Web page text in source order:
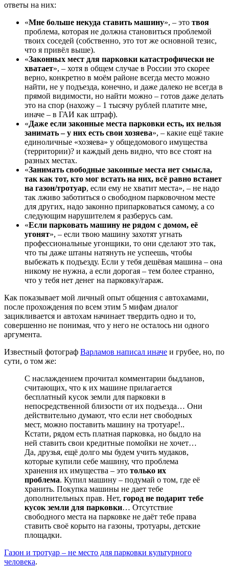
ответы на них:
«Мне больше некуда ставить машину», – это твоя
проблема, которая не должна становиться проблемой
твоих соседей (собственно, это тот же основной тезис,
что я привёл выше).
«Законных мест для парковки катастрофически не
хватает», – хотя в общем случае в России это скорее
верно, конкретно в моём районе всегда место можно
найти, не у подъезда, конечно, и даже далеко не всегда в
прямой видимости, но найти можно – готов даже делать
это на спор (нахожу – 1 тысячу рублей платите мне,
иначе – в ГАИ как штраф).
«Даже если законные места парковки есть, их нельзя
занимать – у них есть свои хозяева», – какие ещё такие
единоличные «хозяева» у общедомового имущества
(территории)? и каждый день видно, что все стоят на
разных местах.
«Занимать свободные законные места нет смысла,
так как тот, кто мог встать на них, всё равно встанет
на газон/тротуар, если ему не хватит места», – не надо
так лживо заботиться о свободном парковочном месте
для других, надо законно припарковаться самому, а со
следующим нарушителем я разберусь сам.
«Если парковать машину не рядом с домом, её
угонят», – если твою машину захотят угнать
профессиональные угонщики, то они сделают это так,
что ты даже штаны натянуть не успеешь, чтобы
выбежать к подъезду. Если у тебя дешёвая машина – она
никому не нужна, а если дорогая – тем более странно,
что у тебя нет денег на парковку/гараж.
Как показывает мой личный опыт общения с автохамами,
после прохождения по всем этим 5 мифам диалог
зацикливается и автохам начинает твердить одно и то,
совершенно не понимая, что у него не осталось ни одного
аргумента.
Известный фотограф Варламов написал иначе и грубее, но, по
сути, о том же:
С наслаждением прочитал комментарии быдланов,
считающих, что к их машине прилагается
бесплатный кусок земли для парковки в
непосредственной близости от их подъезда… Они
действительно думают, что если нет свободных
мест, можно поставить машину на тротуаре!..
Кстати, рядом есть платная парковка, но быдло на
ней ставить свои кредитные помойки не хочет…
Да, друзья, ещё долго мы будем учить мудаков,
которые купили себе машину, что проблема
хранения их имущества – это только их
проблема. Купил машину – подумай о том, где её
хранить. Покупка машины не дает тебе
дополнительных прав. Нет, город не подарит тебе
кусок земли для парковки… Отсутствие
свободного места на парковке не даёт тебе права
ставить своё корыто на газоны, тротуары, детские
площадки.
Газон и тротуар – не место для парковки культурного
человека.